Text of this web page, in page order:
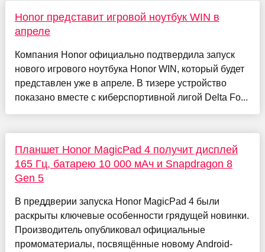
Honor представит игровой ноутбук WIN в
апреле
Компания Honor официально подтвердила запуск
нового игрового ноутбука Honor WIN, который будет
представлен уже в апреле. В тизере устройство
показано вместе с киберспортивной лигой Delta Fo...
Планшет Honor MagicPad 4 получит дисплей
165 Гц, батарею 10 000 мАч и Snapdragon 8
Gen 5
В преддверии запуска Honor MagicPad 4 были
раскрыты ключевые особенности грядущей новинки.
Производитель опубликовал официальные
промоматериалы, посвящённые новому Android-